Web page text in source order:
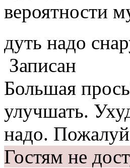
вероятности
дуть надо
Записан
Большая
улучшать.
надо.
Гостям не